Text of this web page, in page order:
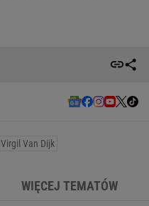
Virgil Van Dijk
WIĘCEJ TEMATÓW